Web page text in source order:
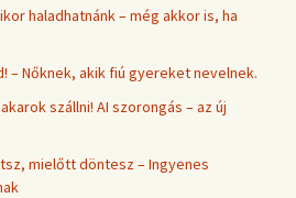
haladhatnánk – még akkor is, ha
– Nőknek, akik fiú gyereket nevelnek.
szállni! AI szorongás – az új
mielőtt döntesz – Ingyenes